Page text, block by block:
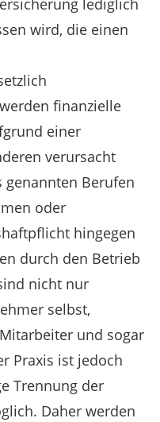
lediglich
wird, die einen
finanzielle
einer
verursacht
Berufen
oder
hingegen
durch den Betrieb
nicht nur
selbst,
und sogar
Praxis ist jedoch
Trennung der
Daher werden